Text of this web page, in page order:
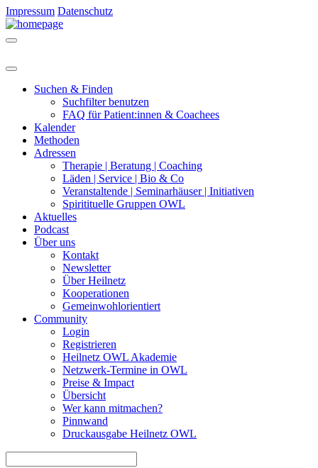
Impressum Datenschutz
Suchen & Finden
Suchfilter benutzen
FAQ für Patient:innen & Coachees
Kalender
Methoden
Adressen
Therapie | Beratung | Coaching
Läden | Service | Bio & Co
Veranstaltende | Seminarhäuser | Initiativen
Spiritituelle Gruppen OWL
Aktuelles
Podcast
Über uns
Kontakt
Newsletter
Über Heilnetz
Kooperationen
Gemeinwohlorientiert
Community
Login
Registrieren
Heilnetz OWL Akademie
Netzwerk-Termine in OWL
Preise & Impact
Übersicht
Wer kann mitmachen?
Pinnwand
Druckausgabe Heilnetz OWL